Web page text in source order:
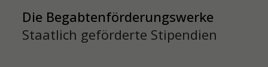
Die Begabtenförderungswerke
Staatlich geförderte Stipendien